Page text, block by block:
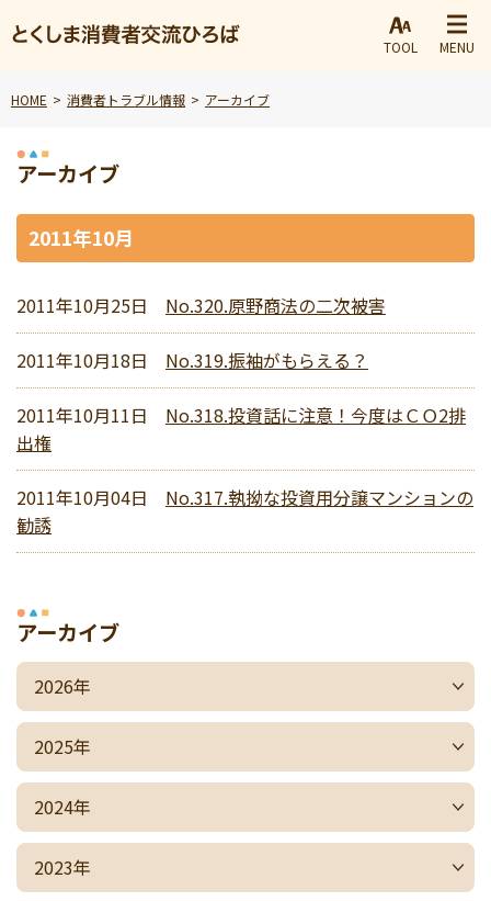
TOOL MENU
HOME 消費者トラブル情報 アーカイブ
アーカイブ
2011年10月
2011年10月25日 No.320.原野商法の二次被害
2011年10月18日 No.319.振袖がもらえる？
2011年10月11日
No.318.投資話に注意！今度はＣＯ2排
出権
2011年10月04日
No.317.執拗な投資用分譲マンションの
勧誘
アーカイブ
2026年
2025年
2024年
2023年